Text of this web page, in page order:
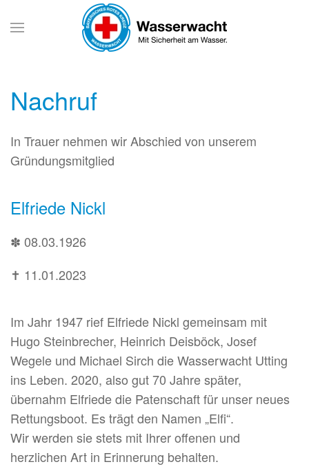
Mit Sicherheit am Wasser.
Wasserwacht Utting
Wasserwacht Utting
Wasserwacht Utting
Wasserwacht Utting
Wasserwacht Utting
Wasserwacht Utting
Wasserwacht Utting
Wasserwacht Utting
Wasserwacht Utting
Wasserwacht Utting
Wasserwacht Utting
Wasserwacht Utting
Wasserwacht
Wasserwacht
Nachruf
In Trauer nehmen wir Abschied von unserem
Gründungsmitglied
Elfriede Nickl
✽ 08.03.1926
✝︎ 11.01.2023
Im Jahr 1947 rief Elfriede Nickl gemeinsam mit
Hugo Steinbrecher, Heinrich Deisböck, Josef
Wegele und Michael Sirch die Wasserwacht Utting
ins Leben. 2020, also gut 70 Jahre später,
übernahm Elfriede die Patenschaft für unser neues
Rettungsboot. Es trägt den Namen „Elfi“.
Wir werden sie stets mit Ihrer offenen und
herzlichen Art in Erinnerung behalten.